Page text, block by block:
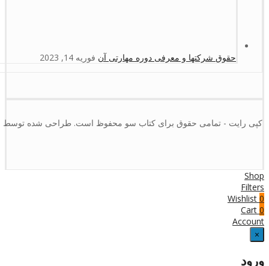
حقوق شرکتها و معرفی دوره مهارتی آن فوریه 14, 2023
کپی رایت - تمامی حقوق برای کتاب سو محفوظ است. طراحی شده
Shop
Filters
0
Wishlist
0
Cart
Account
×
ورود